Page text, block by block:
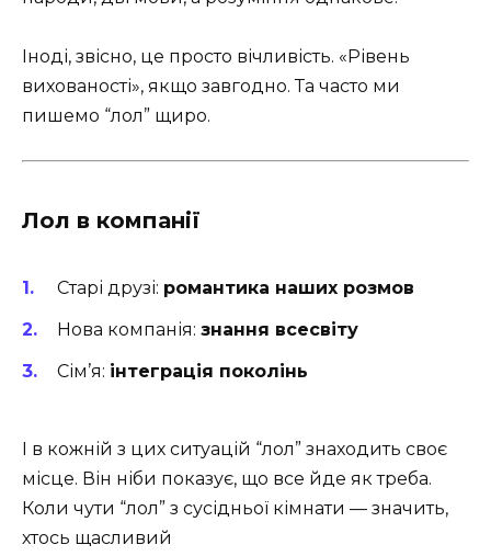
Іноді, звісно, це просто вічливість. «Рівень
вихованості», якщо завгодно. Та часто ми
пишемо “лол” щиро.
Лол в компанії
Старі друзі: романтика наших розмов
Нова компанія: знання всесвіту
Сім’я: інтеграція поколінь
І в кожній з цих ситуацій “лол” знаходить своє
місце. Він ніби показує, що все йде як треба.
Коли чути “лол” з сусідньої кімнати — значить,
хтось щасливий